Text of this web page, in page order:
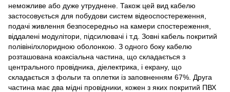
неможливе або дуже утруднене. Також цей вид кабелю
застосовується для побудови систем відеоспостереження,
подачі живлення безпосередньо на камери спостереження,
віддалені модулітори, підсилювачі і т.д. Зовні кабель покритий
полівінілхлоридною оболонкою. З одного боку кабелю
розташована коаксіальна частина, що складається з
центрального провідника, діелектрика, і екрану, що
складається з фольги та оплетки із заповненням 67%. Друга
частина має два мідні провідники, кожен з яких покритий ПВХ